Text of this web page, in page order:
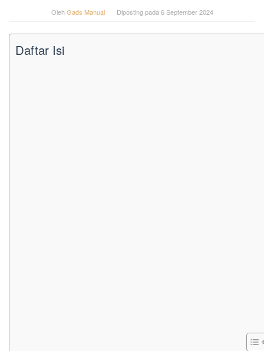
OlehGads Manual Diposting pada 6 September 2024
Daftar Isi